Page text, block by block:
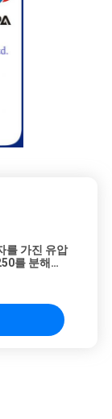
를 가진 유압
를 분해합